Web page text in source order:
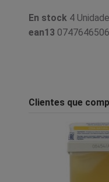
En stock 4
ean13
Clientes que